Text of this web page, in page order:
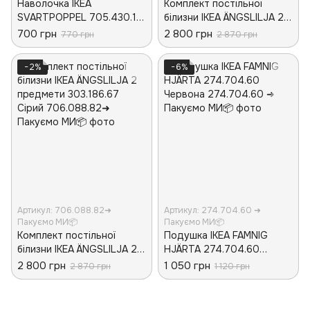
Наволочка IKEA
SVARTPOPPEL 705.430.13
Блакитна
700 грн 770 грн
Комплект постільної
білизни IKEA ÄNGSLILJA 2
предмети 403.185.63
Білий
2 800 грн 2 870 грн
−2%
Артикул: 706.088.82➜
Пакуємо МИ📦
Комплект постільної
білизни IKEA ÄNGSLILJA 2
предмети 303.186.67
Сірий
2 800 грн 2 870 грн
−6%
Артикул: 274.704.60 ➜
Пакуємо МИ📦
Подушка IKEA FAMNIG
HJÄRTA 274.704.60
Червона
1 050 грн 1 120 грн